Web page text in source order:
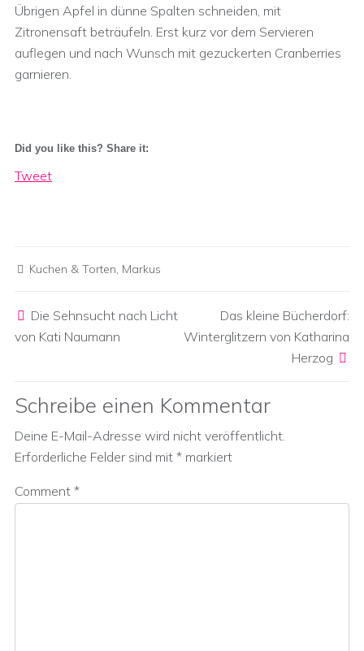
Übrigen Apfel in dünne Spalten schneiden, mit
Zitronensaft beträufeln. Erst kurz vor dem Servieren
auflegen und nach Wunsch mit gezuckerten Cranberries
garnieren.
Did you like this? Share it:
Tweet
Kuchen & Torten, Markus
Die Sehnsucht nach Licht
von Kati Naumann
Das kleine Bücherdorf:
Winterglitzern von Katharina
Herzog
Schreibe einen Kommentar
Deine E-Mail-Adresse wird nicht veröffentlicht.
Erforderliche Felder sind mit * markiert
Comment *